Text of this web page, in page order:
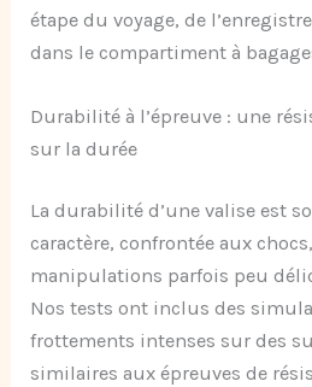
étape du voyage, de
dans le compartiment à
Durabilité à l’épreuve : une
sur la durée
La durabilité d’une valise est
caractère, confrontée aux
manipulations parfois peu
Nos tests ont inclus des
frottements intenses sur des
similaires aux épreuves de